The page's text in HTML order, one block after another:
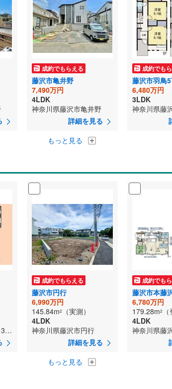
成約でもらえる
藤沢市亀井野
7,490万円
4LDK
神奈川県藤沢市亀井野
詳細を見る
成約でも
藤沢市羽鳥
6,480万円
3LDK
神奈川県藤
もっと見る
神奈川県藤沢市湘南台3丁目
成約でもらえる
藤沢市円行
6,990万円
145.84m2
（実測）
4LDK
神奈川県藤沢市円行
詳細を見る
成約でも
藤沢市本藤
6,780万円
179.28m2
4LDK
もっと見る